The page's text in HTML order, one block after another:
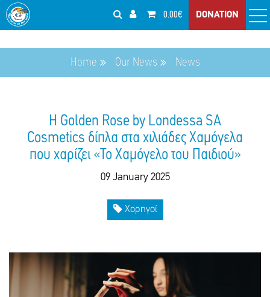
0.00€ DONATION
Home Our News News
H Golden Rose by Londessa SA
Cosmetics δίπλα στα χιλιάδες Χαμόγελα
που χαρίζει «Το Χαμόγελο του Παιδιού»
09 January 2025
Χορηγοί